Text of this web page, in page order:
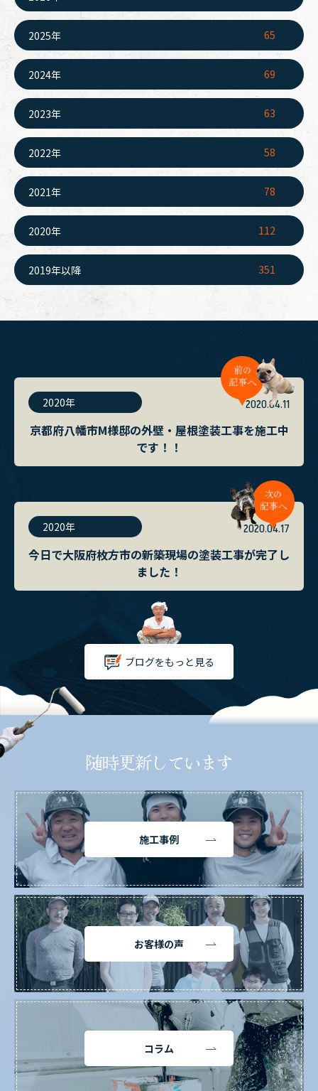
2025年 65
2024年 69
2023年 63
2022年 58
2021年 78
2020年 112
2019年以降 351
2020年 2020.04.11
京都府八幡市M様邸の外壁・屋根塗装工事を施工中
です！！
2020年 2020.04.17
今日で大阪府枚方市の新築現場の塗装工事が完了し
ました！
ブログをもっと見る
随時更新しています
施工事例
お客様の声
コラム